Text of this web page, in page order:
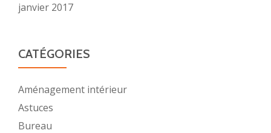
janvier 2017
CATÉGORIES
Aménagement intérieur
Astuces
Bureau